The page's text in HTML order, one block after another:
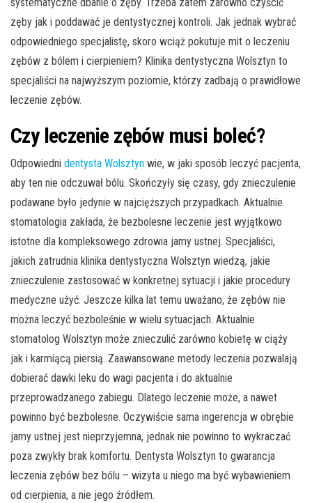
zęby jak i poddawać je dentystycznej kontroli. Jak jednak wybrać
odpowiedniego specjalistę, skoro wciąż pokutuje mit o leczeniu
zębów z bólem i cierpieniem? Klinika dentystyczna Wolsztyn to
specjaliści na najwyższym poziomie, którzy zadbają o prawidłowe
leczenie zębów.
Czy leczenie zębów musi boleć?
Odpowiedni dentysta Wolsztyn wie, w jaki sposób leczyć pacjenta,
aby ten nie odczuwał bólu. Skończyły się czasy, gdy znieczulenie
podawane było jedynie w najcięższych przypadkach. Aktualnie
stomatologia zakłada, że bezbolesne leczenie jest wyjątkowo
istotne dla kompleksowego zdrowia jamy ustnej. Specjaliści,
jakich zatrudnia klinika dentystyczna Wolsztyn wiedzą, jakie
znieczulenie zastosować w konkretnej sytuacji i jakie procedury
medyczne użyć. Jeszcze kilka lat temu uważano, że zębów nie
można leczyć bezboleśnie w wielu sytuacjach. Aktualnie
stomatolog Wolsztyn może znieczulić zarówno kobietę w ciąży
jak i karmiącą piersią. Zaawansowane metody leczenia pozwalają
dobierać dawki leku do wagi pacjenta i do aktualnie
przeprowadzanego zabiegu. Dlatego leczenie może, a nawet
powinno być bezbolesne. Oczywiście sama ingerencja w obrębie
jamy ustnej jest nieprzyjemna, jednak nie powinno to wykraczać
poza zwykły brak komfortu. Dentysta Wolsztyn to gwarancja
leczenia zębów bez bólu – wizyta u niego ma być wybawieniem
od cierpienia, a nie jego źródłem.